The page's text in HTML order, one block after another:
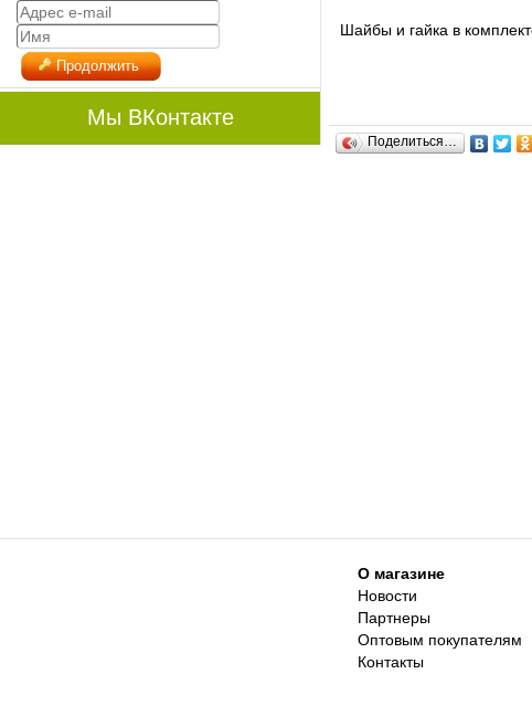
Продолжить
Мы ВКонтакте
Шайбы и гайка в
Поделиться…
О магазине
Новости
Партнеры
Оптовым покупателям
Контакты